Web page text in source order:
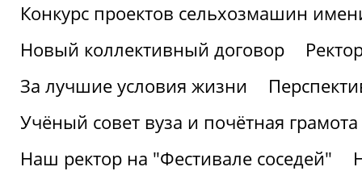
Конкурс проектов сельхозмашин
Новый коллективный договор
За лучшие условия жизни
Учёный совет вуза и почётная
Наш ректор на "Фестивале соседей"